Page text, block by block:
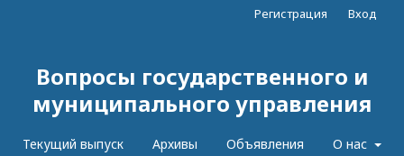
Вопросы государственного и
муниципального управления
Текущий выпуск Архивы Объявления О нас
Регистрация Вход